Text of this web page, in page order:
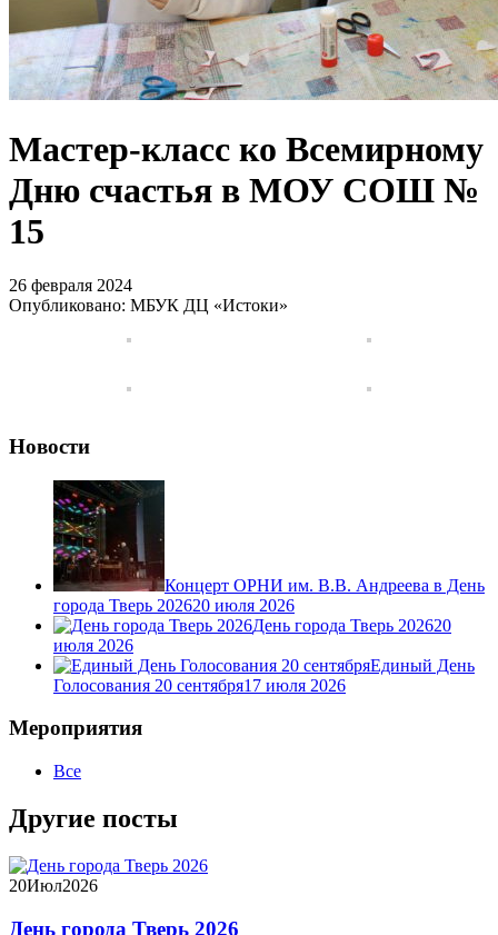
Мастер-класс ко Всемирному
Дню счастья в МОУ СОШ №
15
26 февраля 2024
Опубликовано: МБУК ДЦ «Истоки»
Новости
Концерт ОРНИ им. В.В. Андреева в День
города Тверь 202620 июля 2026
День города Тверь 202620
июля 2026
Единый День
Голосования 20 сентября17 июля 2026
Мероприятия
Все
Другие посты
20Июл2026
День города Тверь 2026